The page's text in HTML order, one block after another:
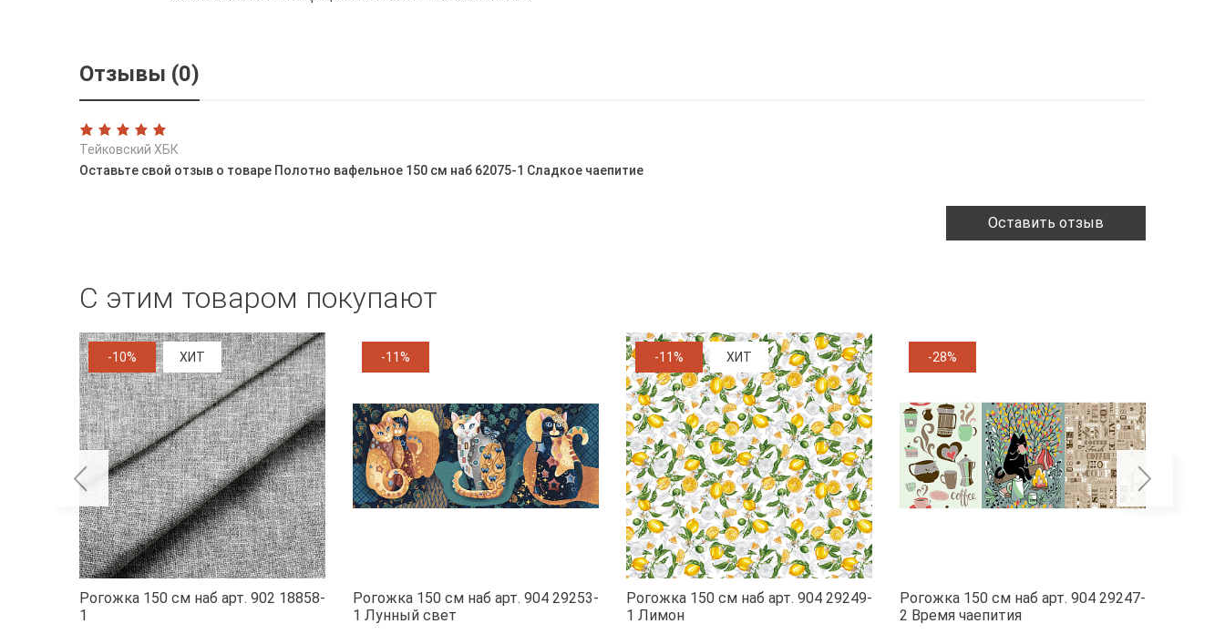
Отзывы (0)
Тейковский ХБК
Оставьте свой отзыв о товаре Полотно вафельное 150 см наб 62075-1 Сладкое чаепитие
Оставить отзыв
С этим товаром покупают
-10% ХИТ
Рогожка 150 см наб арт. 902 18858-
1
-11%
Рогожка 150 см наб арт. 904 29253-
1 Лунный свет
-11% ХИТ
Рогожка 150 см наб арт. 904 29249-
1 Лимон
-28%
Рогожка 150 см наб арт. 904 29247-
2 Время чаепития